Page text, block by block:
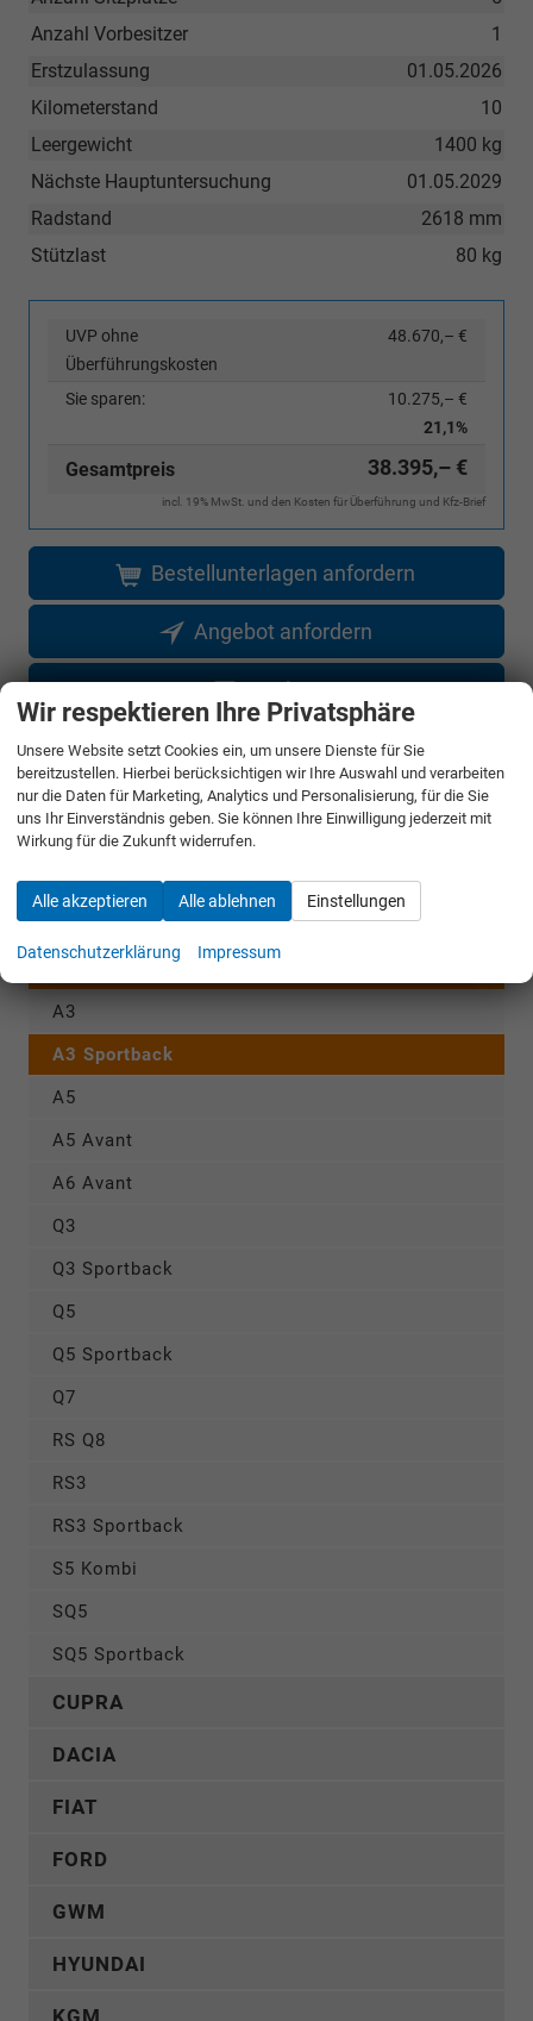
1
Anzahl Vorbesitzer
01.05.2026
Erstzulassung
10
Kilometerstand
1400 kg
Leergewicht
01.05.2029
Nächste Hauptuntersuchung
2618 mm
Radstand
80 kg
Stützlast
UVP ohne
Überführungskosten
48.670,– €
Sie sparen:
10.275,– €
21,1%
Gesamtpreis 38.395,– €
incl. 19% MwSt. und den Kosten für Überführung und Kfz-Brief
Bestellunterlagen anfordern
Angebot anfordern
Merken
Jetzt anrufen
Fahrzeugnr.
Rückruf anfordern
AUDI
A3
A3 Sportback
A5
A5 Avant
A6 Avant
Q3
Q3 Sportback
Q5
Q5 Sportback
Q7
RS Q8
RS3
RS3 Sportback
S5 Kombi
SQ5
SQ5 Sportback
CUPRA
DACIA
FIAT
FORD
GWM
HYUNDAI
Wir respektieren Ihre Privatsphäre
Unsere Website setzt Cookies ein, um unsere Dienste für Sie
bereitzustellen. Hierbei berücksichtigen wir Ihre Auswahl und verarbeiten
nur die Daten für Marketing, Analytics und Personalisierung, für die Sie
uns Ihr Einverständnis geben. Sie können Ihre Einwilligung jederzeit mit
Wirkung für die Zukunft widerrufen.
Alle akzeptieren Alle ablehnen Einstellungen
Datenschutzerklärung Impressum